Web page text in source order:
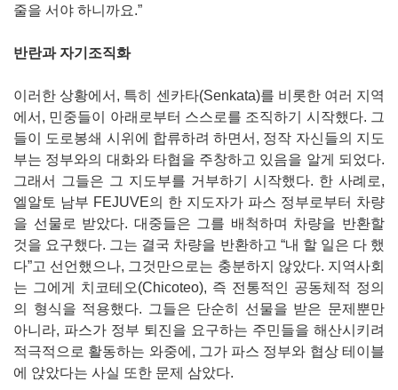
줄을 서야 하니까요.”
반란과 자기조직화
이러한 상황에서, 특히 센카타(Senkata)를 비롯한 여러 지역
에서, 민중들이 아래로부터 스스로를 조직하기 시작했다. 그
들이 도로봉쇄 시위에 합류하려 하면서, 정작 자신들의 지도
부는 정부와의 대화와 타협을 주창하고 있음을 알게 되었다.
그래서 그들은 그 지도부를 거부하기 시작했다. 한 사례로,
엘알토 남부 FEJUVE의 한 지도자가 파스 정부로부터 차량
을 선물로 받았다. 대중들은 그를 배척하며 차량을 반환할
것을 요구했다. 그는 결국 차량을 반환하고 “내 할 일은 다 했
다”고 선언했으나, 그것만으로는 충분하지 않았다. 지역사회
는 그에게 치코테오(Chicoteo), 즉 전통적인 공동체적 정의
의 형식을 적용했다. 그들은 단순히 선물을 받은 문제뿐만
아니라, 파스가 정부 퇴진을 요구하는 주민들을 해산시키려
적극적으로 활동하는 와중에, 그가 파스 정부와 협상 테이블
에 앉았다는 사실 또한 문제 삼았다.